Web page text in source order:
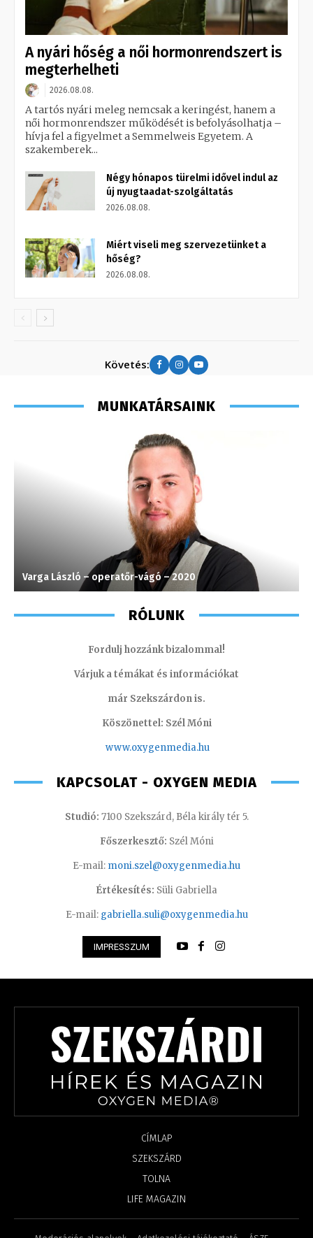
A nyári hőség a női hormonrendszert is
megterhelheti
2026.08.08.
A tartós nyári meleg nemcsak a keringést, hanem a
női hormonrendszer működését is befolyásolhatja –
hívja fel a figyelmet a Semmelweis Egyetem. A
szakemberek...
Négy hónapos türelmi idővel indul az
új nyugtaadat-szolgáltatás
2026.08.08.
Miért viseli meg szervezetünket a
hőség?
2026.08.08.
Követés:
MUNKATÁRSAINK
Varga László – operatőr-vágó – 2020
RÓLUNK
Fordulj hozzánk bizalommal!
Várjuk a témákat és információkat
már Szekszárdon is.
Köszönettel: Szél Móni
www.oxygenmedia.hu
KAPCSOLAT - OXYGEN MEDIA
Studió: 7100 Szekszárd, Béla király tér 5.
Főszerkesztő: Szél Móni
E-mail: moni.szel@oxygenmedia.hu
Értékesítés: Süli Gabriella
E-mail: gabriella.suli@oxygenmedia.hu
IMPRESSZUM
CÍMLAP
SZEKSZÁRD
TOLNA
LIFE MAGAZIN